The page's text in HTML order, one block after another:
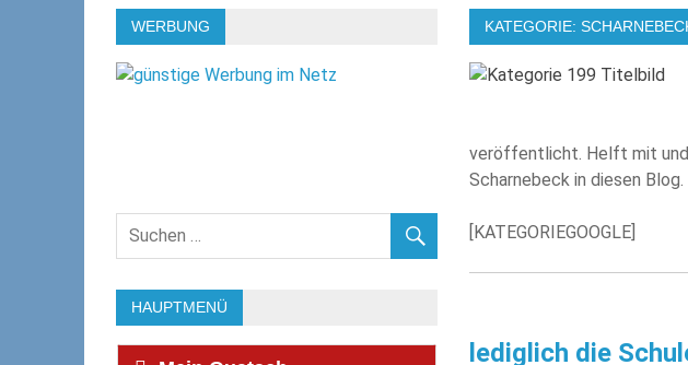
KATEGORIE:
veröffentlicht. Helft mit und
Scharnebeck in diesen Blog.
[KATEGORIEGOOGLE]
lediglich die
WERBUNG
HAUPTMENÜ